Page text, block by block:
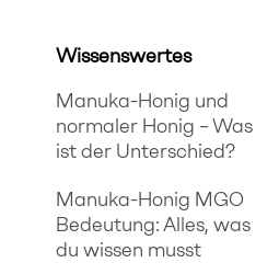
Wissenswertes
Manuka-Honig und
normaler Honig – Was
ist der Unterschied?
Manuka-Honig MGO
Bedeutung: Alles, was
du wissen musst